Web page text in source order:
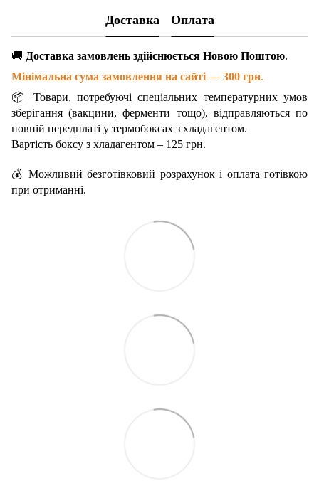
Доставка Оплата
🚚 Доставка замовлень здійснюється Новою Поштою.
Мінімальна сума замовлення на сайті — 300 грн.
📦 Товари, потребуючі спеціальних температурних умов
зберігання (вакцини, ферменти тощо), відправляються по
повній передплаті у термобоксах з хладагентом.
Вартість боксу з хладагентом – 125 грн.
💰 Можливий безготівковий розрахунок і оплата готівкою
при отриманні.